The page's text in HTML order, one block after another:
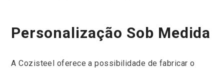
Personalização Sob Medida
A Cozisteel oferece a possibilidade de fabricar o